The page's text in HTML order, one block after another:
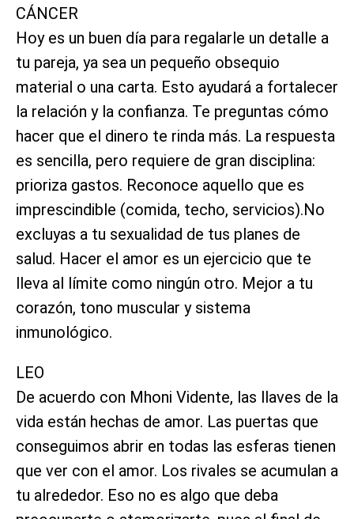
CÁNCER
Hoy es un buen día para regalarle un detalle a
tu pareja, ya sea un pequeño obsequio
material o una carta. Esto ayudará a fortalecer
la relación y la confianza. Te preguntas cómo
hacer que el dinero te rinda más. La respuesta
es sencilla, pero requiere de gran disciplina:
prioriza gastos. Reconoce aquello que es
imprescindible (comida, techo, servicios).No
excluyas a tu sexualidad de tus planes de
salud. Hacer el amor es un ejercicio que te
lleva al límite como ningún otro. Mejor a tu
corazón, tono muscular y sistema
inmunológico.
LEO
De acuerdo con Mhoni Vidente, las llaves de la
vida están hechas de amor. Las puertas que
conseguimos abrir en todas las esferas tienen
que ver con el amor. Los rivales se acumulan a
tu alrededor. Eso no es algo que deba